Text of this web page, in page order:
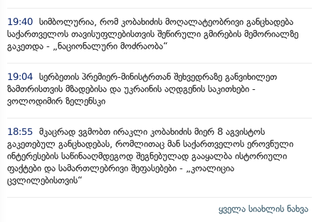
19:40 სიმბოლურია, რომ კობახიძის მოღალატეობრივი განცხადება
საქართველოს თავისუფლებისთვის შეწირული გმირების მემორიალზე
გაკეთდა - „ნაციონალური მოძრაობა“
19:04 სერბეთის პრემიერ-მინისტრთან შეხვედრაზე განვიხილეთ
ზამთრისთვის მზადებისა და უკრაინის აღდგენის საკითხები -
ვოლოდიმირ ზელენსკი
18:55 მკაცრად ვგმობთ ირაკლი კობახიძის მიერ 8 აგვისტოს
გაკეთებულ განცხადებას, რომლითაც მან საქართველოს ეროვნული
ინტერესების საწინააღმდეგოდ შეგნებულად გააყალბა ისტორიული
ფაქტები და სამართლებრივი შეფასებები - „კოალიცია
ცვლილებისთვის“
ყველა სიახლის ნახვა